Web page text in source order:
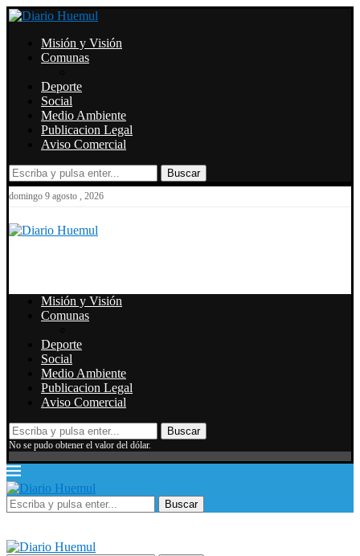
Misión y Visión
Comunas
Deporte
Social
Medio Ambiente
Publicacion Legal
Aviso Comercial
Buscar
domingo 9 agosto , 2026
Misión y Visión
Comunas
Deporte
Social
Medio Ambiente
Publicacion Legal
Aviso Comercial
Buscar
No se pudo obtener el valor del dólar.
Buscar